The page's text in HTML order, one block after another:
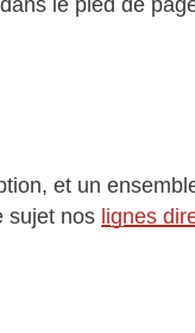
le pied de
et un
sujet nos lignes